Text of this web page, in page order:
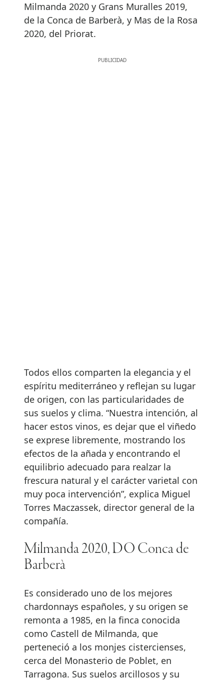
Milmanda 2020 y Grans Muralles 2019,
de la Conca de Barberà, y Mas de la Rosa
2020, del Priorat.
Todos ellos comparten la elegancia y el
espíritu mediterráneo y reflejan su lugar
de origen, con las particularidades de
sus suelos y clima. “Nuestra intención, al
hacer estos vinos, es dejar que el viñedo
se exprese libremente, mostrando los
efectos de la añada y encontrando el
equilibrio adecuado para realzar la
frescura natural y el carácter varietal con
muy poca intervención”, explica Miguel
Torres Maczassek, director general de la
compañía.
Milmanda 2020, DO Conca de
Barberà
Es considerado uno de los mejores
chardonnays españoles, y su origen se
remonta a 1985, en la finca conocida
como Castell de Milmanda, que
perteneció a los monjes cistercienses,
cerca del Monasterio de Poblet, en
Tarragona. Sus suelos arcillosos y su